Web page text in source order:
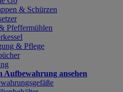
& Schürzen
Pfeffermühlen
& Pflege
Aufbewahrung ansehen